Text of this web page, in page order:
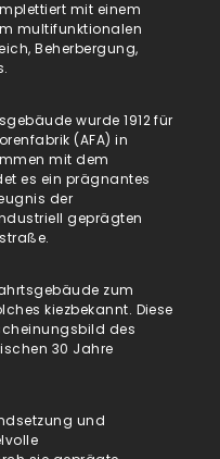
mit einem
multifunktionalen
Beherbergung,
wurde 1912 für
(AFA) in
mit dem
es ein prägnantes
der
geprägten
zum
kiezbekannt. Diese
des
30 Jahre
und